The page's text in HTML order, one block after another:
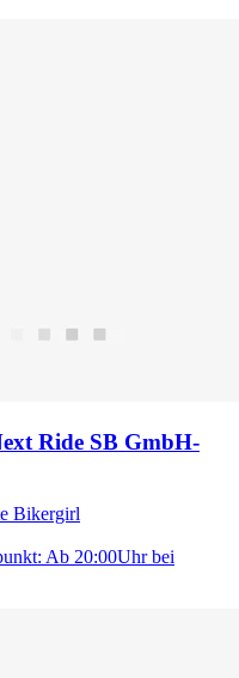
Ride SB GmbH-
Bikergirl
Ab 20:00Uhr bei